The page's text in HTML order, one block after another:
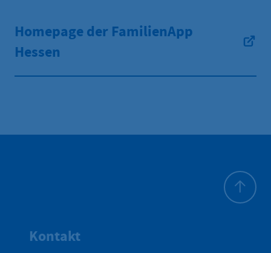
Homepage der FamilienApp
Hessen
Kontakt